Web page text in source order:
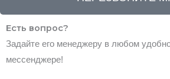
Есть вопрос?
Задайте его менеджеру в любом
мессенджере!